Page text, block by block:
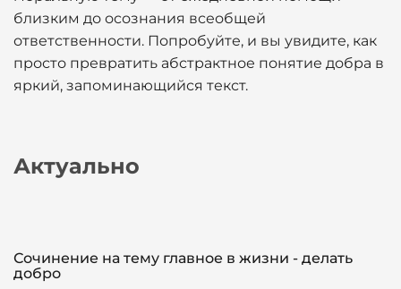
близким до осознания всеобщей
ответственности. Попробуйте, и вы увидите, как
просто превратить абстрактное понятие добра в
яркий, запоминающийся текст.
Актуально
Сочинение на тему главное в жизни - делать
добро